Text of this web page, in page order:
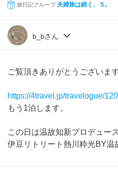
旅行記グループ 夫婦旅は続く、５。
b_bさん
ご覧頂きありがとうございま
https://4travel.jp/travelogue/
もう1泊します。
この日は温故知新プロデュー
伊豆リトリート熱川粋光BY温